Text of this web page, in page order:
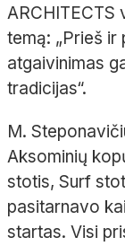
ARCHITECTS
temą: „Prieš
atgaivinimas
tradicijas“.
M.
Aksominių
stotis, Surf
pasitarnavo
startas. Visi